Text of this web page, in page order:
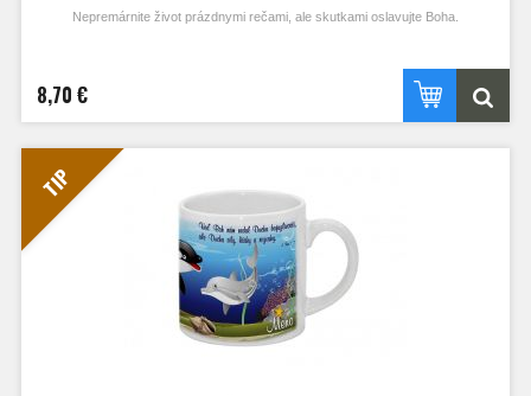
Nepremárnite život prázdnymi rečami, ale skutkami oslavujte Boha.
8,70 €
TIP